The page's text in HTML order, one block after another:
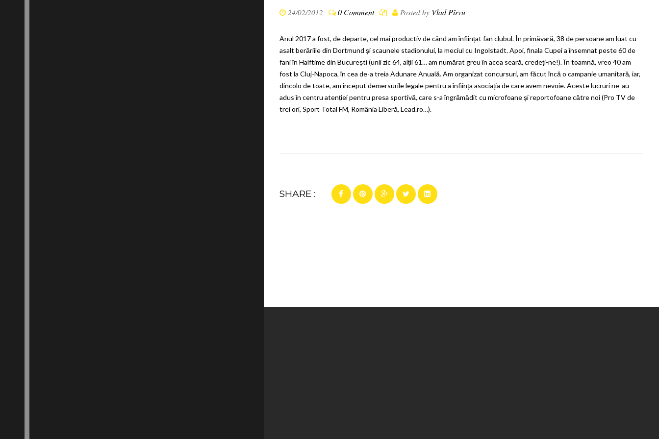
24/02/2012 0 Comment Posted by Vlad Pîrvu
Anul 2017 a fost, de departe, cel mai productiv de când am înființat fan clubul. În primăvară, 38 de persoane am luat cu
asalt berăriile din Dortmund și scaunele stadionului, la meciul cu Ingolstadt. Apoi, finala Cupei a însemnat peste 60 de
fani în Halftime din București (unii zic 64, alții 61… am numărat greu în acea seară, credeți-ne!). În toamnă, vreo 40 am
fost la Cluj-Napoca, în cea de-a treia Adunare Anuală. Am organizat concursuri, am făcut încă o campanie umanitară, iar,
dincolo de toate, am început demersurile legale pentru a înființa asociația de care avem nevoie. Aceste lucruri ne-au
adus în centru atenției pentru presa sportivă, care s-a îngrămădit cu microfoane și reportofoane către noi (Pro TV de
trei ori, Sport Total FM, România Liberă, Lead.ro…).
SHARE :